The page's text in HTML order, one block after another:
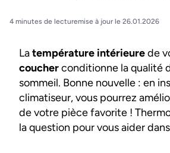
4 minutes de lecturemise à jour le 26.01.2026
Latempérature intérieurede
coucherconditionne la qualité
sommeil. Bonne nouvelle : en
climatiseur, vous pourrez
de votre pièce favorite !
la question pour vous aider